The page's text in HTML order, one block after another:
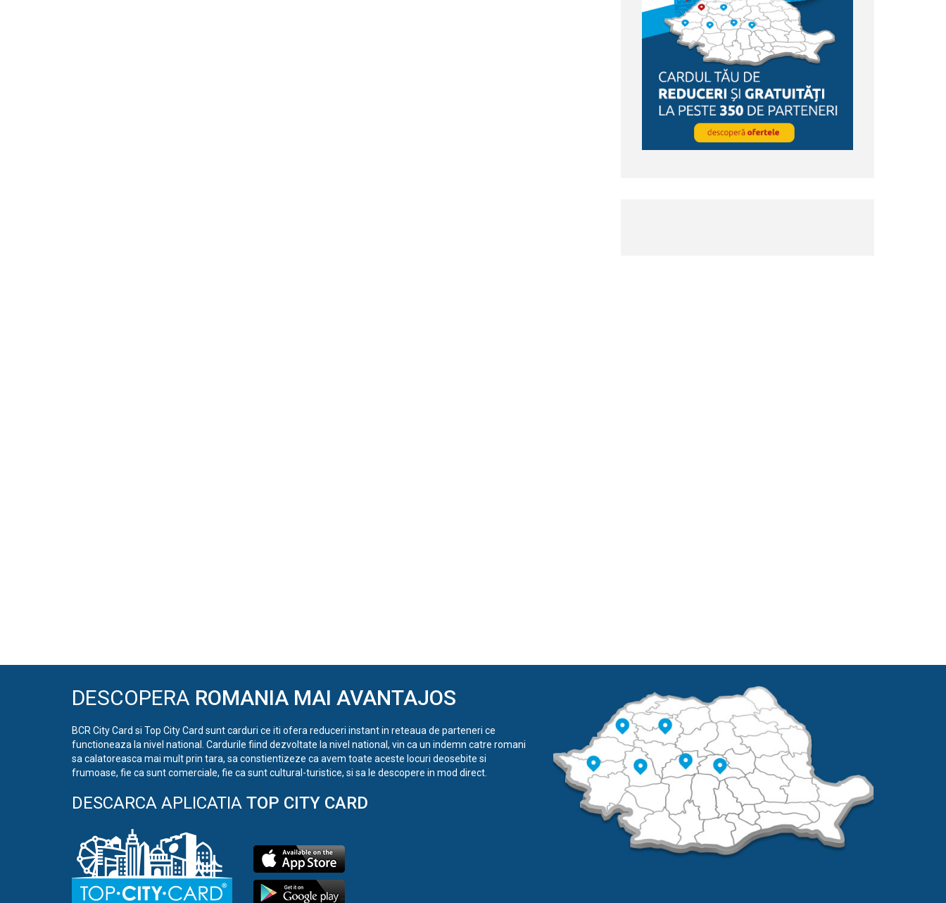
DESCOPERA ROMANIA MAI AVANTAJOS
BCR City Card si Top City Card sunt carduri ce iti ofera reduceri instant in reteaua de parteneri ce
functioneaza la nivel national. Cardurile fiind dezvoltate la nivel national, vin ca un indemn catre romani
sa calatoreasca mai mult prin tara, sa constientizeze ca avem toate aceste locuri deosebite si
frumoase, fie ca sunt comerciale, fie ca sunt cultural-turistice, si sa le descopere in mod direct.
DESCARCA APLICATIA TOP CITY CARD